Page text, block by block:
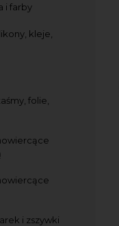
i farby
kleje,
folie,
i zszywki